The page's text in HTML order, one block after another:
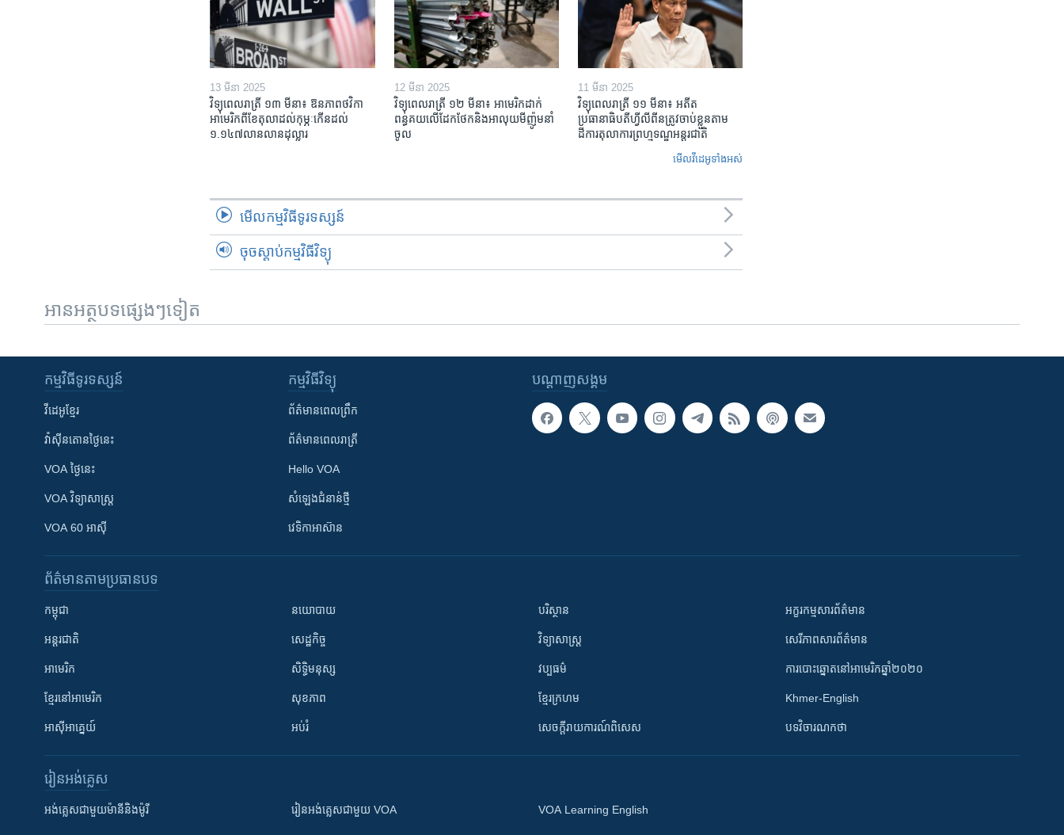
13 មីនា 2025
វិទ្យុពេលរាត្រី ១៣ មីនា៖ ឱនភាព​ថវិកា​
អាមេរិក​ពី​ខែ​តុលា​ដល់​កុម្ភៈ​កើន​ដល់​
១.១៤៧​លានលាន​ដុល្លារ
12 មីនា 2025
វិទ្យុពេលរាត្រី ១២ មីនា៖ អាមេរិក​ដាក់​
ពន្ធគយ​លើ​ដែកថែក​និង​អាលុយ​មីញ៉ូម​នាំ
ចូល
11 មីនា 2025
វិទ្យុពេលរាត្រី ១១ មីនា៖ អតីត​
ប្រធានាធិបតីហ្វីលីពីន​ត្រូវ​ចាប់ខ្លួនតាម
ដីការ​តុលាការ​ព្រហ្មទណ្ឌ​អន្តរជាតិ
មើល​វីដេអូ​ទាំង​អស់
មើល​កម្មវិធី​ទូរទស្សន៍
ចុចស្តាប់កម្មវិធីវិទ្យុ
អានអត្ថបទផ្សេងៗទៀត
បណ្តាញ​សង្គម
កម្មវិធី​ទូរទស្សន៍
វីដេអូ​ខ្មែរ
វ៉ាស៊ីនតោន​ថ្ងៃ​នេះ
VOA ថ្ងៃនេះ
VOA ​វិទ្យាសាស្ត្រ
VOA 60 អាស៊ី
កម្មវិធី​វិទ្យុ
ព័ត៌មាន​ពេល​ព្រឹក
ព័ត៌មាន​​ពេល​រាត្រី
Hello VOA
សំឡេង​ជំនាន់​ថ្មី
វេទិកា​អាស៊ាន
ព័ត៌មាន​តាមប្រធានបទ​
កម្ពុជា
អន្តរជាតិ
អាមេរិក
ខ្មែរ​នៅអាមេរិក
អាស៊ីអាគ្នេយ៍
នយោបាយ
សេដ្ឋកិច្ច
សិទ្ធិមនុស្ស
សុខភាព
អប់រំ
បរិស្ថាន
វិទ្យាសាស្រ្ត
វប្បធម៌
ខ្មែរក្រហម
សេចក្តីរាយការណ៍ពិសេស
អក្ខរកម្មសារព័ត៌មាន
សេរីភាពសារព័ត៌មាន
ការបោះឆ្នោតនៅអាមេរិកឆ្នាំ២០២០
Khmer-English
បទវិចារណកថា
រៀន​​អង់គ្លេស
អង់គ្លេស​ជាមួយ​ម៉ានី​និង​ម៉ូរី រៀន​​​​​​អង់គ្លេស​​ជាមួយ VOA VOA Learning English